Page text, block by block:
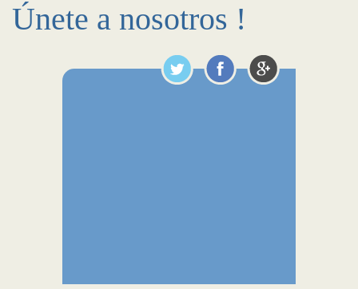
Únete a nosotros !